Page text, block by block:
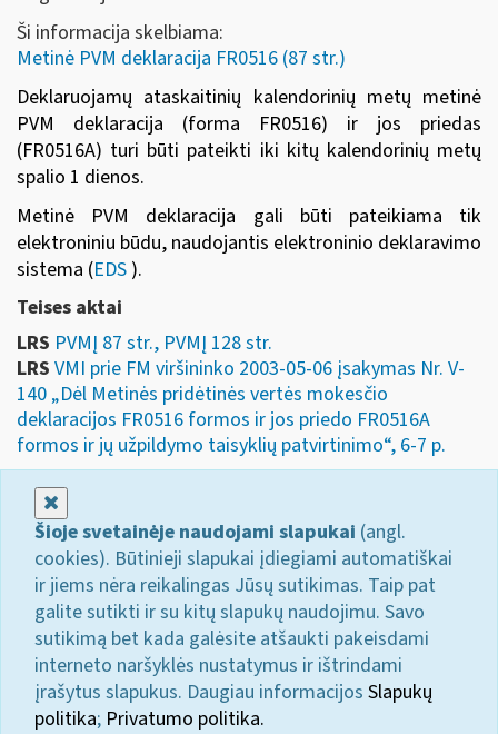
Ši informacija skelbiama:
Metinė PVM deklaracija FR0516 (87 str.)
Deklaruojamų ataskaitinių kalendorinių metų metinė
PVM deklaracija (forma FR0516) ir jos priedas
(FR0516A) turi būti pateikti iki kitų kalendorinių metų
spalio 1 dienos.
Metinė PVM deklaracija gali būti pateikiama tik
elektroniniu būdu, naudojantis elektroninio deklaravimo
sistema (EDS ).
Teises aktai
LRS PVMĮ 87 str., PVMĮ 128 str.
LRS VMI prie FM viršininko 2003-05-06 įsakymas Nr. V-
140 „Dėl Metinės pridėtinės vertės mokesčio
deklaracijos FR0516 formos ir jos priedo FR0516A
formos ir jų užpildymo taisyklių patvirtinimo“, 6-7 p.
Šioje svetainėje naudojami slapukai (angl.
cookies). Būtinieji slapukai įdiegiami automatiškai
ir jiems nėra reikalingas Jūsų sutikimas. Taip pat
galite sutikti ir su kitų slapukų naudojimu. Savo
sutikimą bet kada galėsite atšaukti pakeisdami
interneto naršyklės nustatymus ir ištrindami
įrašytus slapukus. Daugiau informacijos Slapukų
politika; Privatumo politika.